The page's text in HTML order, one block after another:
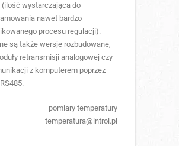
(ilość wystarczająca do
nawet bardzo
procesu regulacji).
są także wersje rozbudowane,
retransmisji analogowej czy
z komputerem poprzez
pomiary temperatury
temperatura@introl.pl